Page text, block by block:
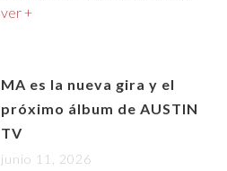
ver +
MA es la nueva gira y el
próximo álbum de AUSTIN
TV
junio 11, 2026